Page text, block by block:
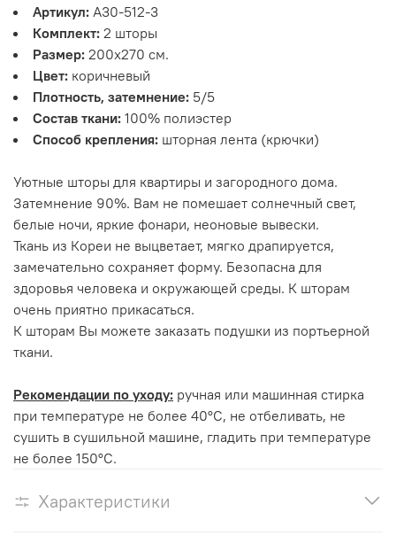
Артикул: А30-512-3
Комплект: 2 шторы
Размер: 200х270 см.
Цвет: коричневый
Плотность, затемнение: 5/5
Состав ткани: 100% полиэстер
Способ крепления: шторная лента (крючки)
Уютные шторы для квартиры и загородного дома.
Затемнение 90%. Вам не помешает солнечный свет,
белые ночи, яркие фонари, неоновые вывески.
Ткань из Кореи не выцветает, мягко драпируется,
замечательно сохраняет форму. Безопасна для
здоровья человека и окружающей среды. К шторам
очень приятно прикасаться.
К шторам Вы можете заказать подушки из портьерной
ткани.
Рекомендации по уходу: ручная или машинная стирка
при температуре не более 40°С, не отбеливать, не
сушить в сушильной машине, гладить при температуре
не более 150°С.
Характеристики